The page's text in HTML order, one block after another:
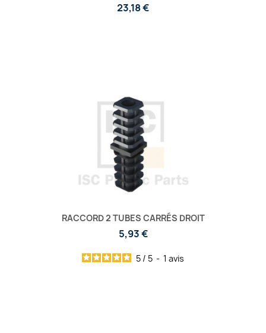
23,18 €
RACCORD 2 TUBES CARRÉS DROIT
5,93 €
5 / 5 - 1 avis